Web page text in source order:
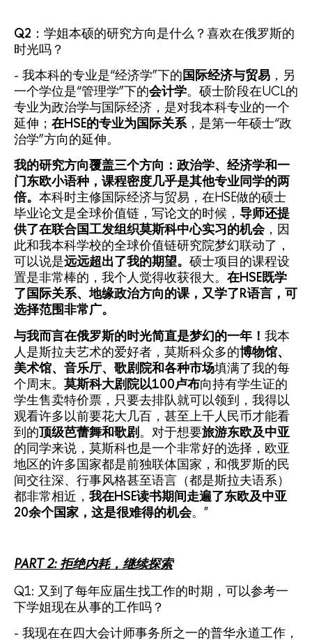
Q2 ：学姐本硕的研究方向是什么？喜欢在俄罗斯的
时光吗？
- 我本科的专业是“经济学”下的国际经济与贸易 ，另
一个学位是“管理学”下的会计学。硕士阶段在UCL的
专业为政治学与国际经济，是对我本科专业的一个
延伸； 在HSE的专业为国际关系，是第一年硕士“政
治学”方向的延伸。
我的研究方向覆盖三个方向：政治学、经济学和一
门东欧小语种，课程密度几乎是其他专业同学的两
倍。 本科时主修国际经济与贸易，在HSE做的硕士
毕业论文是全球价值链，写论文的时候， 导师还提
供了在联合国工发组织莫斯科中心实习的机会，因
此和我本科学校的全球价值链研究院梦幻联动了，
可以说是远远超出了我的期望。 硕士项目的课程设
置是非常棒的，我个人觉得收获很大。 在HSE既学
了国际关系、地缘政治方向的课，又学了R语言，可
选择范围非常广。
与我而言在俄罗斯的时光简直是梦幻的一年！ 我本
人是斯拉夫艺术的爱好者，莫斯科众多的博物馆、
美术馆、音乐厅、歌剧院和各种市场填满了我的每
个周末。 莫斯科大剧院以100卢布向持有学生证的
学生售卖特价票，只要去排队就可以领到，我得以
观看许多以前要花大几百，甚至上千人民币才能看
到的顶级芭蕾舞和歌剧。对于想要旅游东欧及中亚
的同学来说，莫斯科也是一个非常好的选择，欧亚
地区的许多国家都是前独联体国家，和俄罗斯的民
间交往深、行事风格甚至语言（都是斯拉夫语系）
都非常相近， 我在HSE读书期间走遍了东欧及中亚
20余个国家，这是很难得的机会。"
PART 2: 拒绝内耗，继续探索
Q1: 又到了每年应届生找工作的时期，可以参考一
下学姐现在从事的工作吗？
- 我现在在四大会计师事务所之一的普华永道工作，